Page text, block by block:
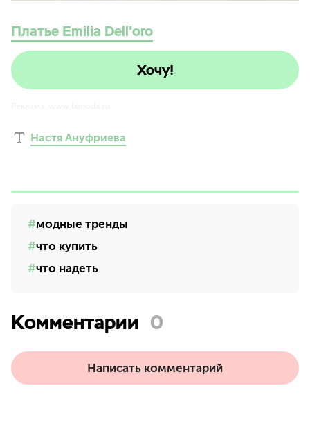
Платье Emilia Dell'oro
Хочу!
Настя Ануфриева
модные тренды
что купить
что надеть
Комментарии 0
Написать комментарий